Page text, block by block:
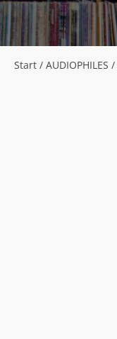
Start / AUDIOPHILES /